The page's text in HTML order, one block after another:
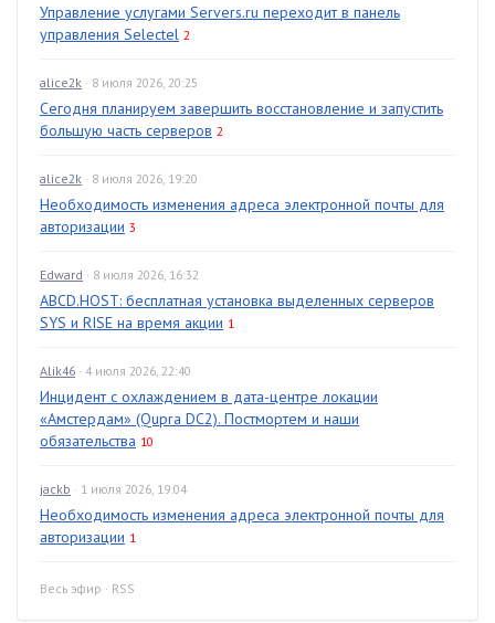
Управление услугами Servers.ru переходит в панель
управления Selectel 2
alice2k · 8 июля 2026, 20:25
Сегодня планируем завершить восстановление и запустить
большую часть серверов 2
alice2k · 8 июля 2026, 19:20
Необходимость изменения адреса электронной почты для
авторизации 3
Edward · 8 июля 2026, 16:32
ABCD.HOST: бесплатная установка выделенных серверов
SYS и RISE на время акции 1
Alik46 · 4 июля 2026, 22:40
Инцидент с охлаждением в дата-центре локации
«Амстердам» (Qupra DC2). Постмортем и наши
обязательства 10
jackb · 1 июля 2026, 19:04
Необходимость изменения адреса электронной почты для
авторизации 1
Весь эфир · RSS